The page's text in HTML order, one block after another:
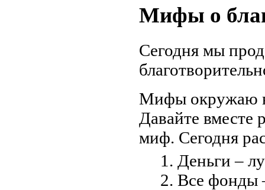
Мифы о
Сегодня мы
Мифы окружаю
Давайте вместе
миф. Сегодня
Деньги –
Все фонды